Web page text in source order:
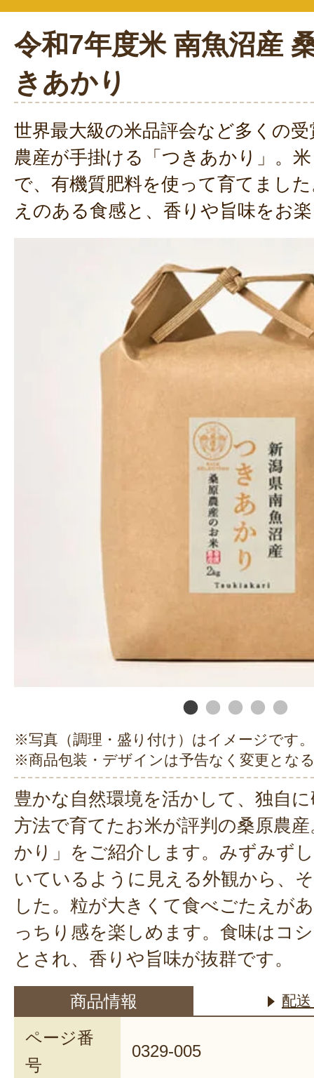
令和7年度米 南魚沼産
きあかり
世界最大級の米品評会など多くの
農産が手掛ける「つきあかり」。
で、有機質肥料を使って育てまし
えのある食感と、香りや旨味をお
※写真（調理・盛り付け）はイメージです。
※商品包装・デザインは予告なく変更とな
豊かな自然環境を活かして、独自
方法で育てたお米が評判の桑原農
かり」をご紹介します。みずみず
いているように見える外観から、
した。粒が大きくて食べごたえが
っちり感を楽しめます。食味はコ
とされ、香りや旨味が抜群です。
商品情報 配
ページ番
号
0329-005